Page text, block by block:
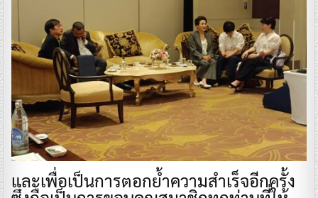
และเพื่อเป็นการตอกย้ำความสำเร็จอีกครั้ง